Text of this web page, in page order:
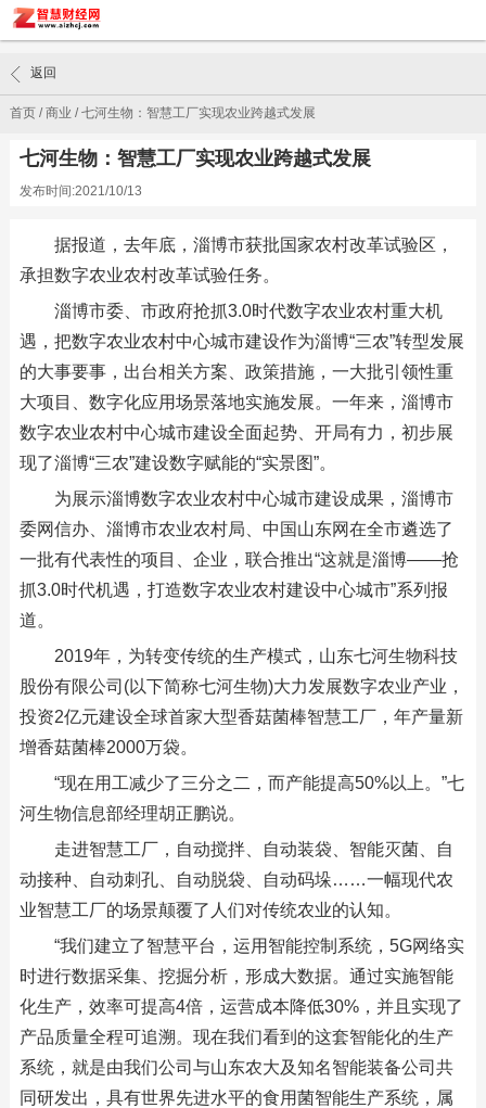
首页/商业 /七河生物：智慧工厂实现农业跨越式发展
返回
七河生物：智慧工厂实现农业跨越式发展
发布时间:2021/10/13
据报道，去年底，淄博市获批国家农村改革试验区，
承担数字农业农村改革试验任务。
淄博市委、市政府抢抓3.0时代数字农业农村重大机
遇，把数字农业农村中心城市建设作为淄博“三农”转型发展
的大事要事，出台相关方案、政策措施，一大批引领性重
大项目、数字化应用场景落地实施发展。一年来，淄博市
数字农业农村中心城市建设全面起势、开局有力，初步展
现了淄博“三农”建设数字赋能的“实景图”。
为展示淄博数字农业农村中心城市建设成果，淄博市
委网信办、淄博市农业农村局、中国山东网在全市遴选了
一批有代表性的项目、企业，联合推出“这就是淄博——抢
抓3.0时代机遇，打造数字农业农村建设中心城市”系列报
道。
2019年，为转变传统的生产模式，山东七河生物科技
股份有限公司(以下简称七河生物)大力发展数字农业产业，
投资2亿元建设全球首家大型香菇菌棒智慧工厂，年产量新
增香菇菌棒2000万袋。
“现在用工减少了三分之二，而产能提高50%以上。”七
河生物信息部经理胡正鹏说。
走进智慧工厂，自动搅拌、自动装袋、智能灭菌、自
动接种、自动刺孔、自动脱袋、自动码垛……一幅现代农
业智慧工厂的场景颠覆了人们对传统农业的认知。
“我们建立了智慧平台，运用智能控制系统，5G网络实
时进行数据采集、挖掘分析，形成大数据。通过实施智能
化生产，效率可提高4倍，运营成本降低30%，并且实现了
产品质量全程可追溯。现在我们看到的这套智能化的生产
系统，就是由我们公司与山东农大及知名智能装备公司共
同研发出，具有世界先进水平的食用菌智能生产系统，属